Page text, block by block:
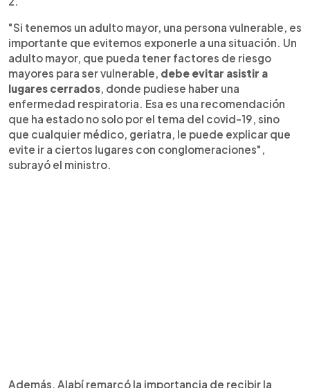
"Si tenemos un adulto mayor, una persona vulnerable, es
importante que evitemos exponerle a una situación. Un
adulto mayor, que pueda tener factores de riesgo
mayores para ser vulnerable, debe evitar asistir a
lugares cerrados, donde pudiese haber una
enfermedad respiratoria. Esa es una recomendación
que ha estado no solo por el tema del covid-19, sino
que cualquier médico, geriatra, le puede explicar que
evite ir a ciertos lugares con conglomeraciones",
subrayó el ministro.
Además, Alabí remarcó la importancia de recibir la